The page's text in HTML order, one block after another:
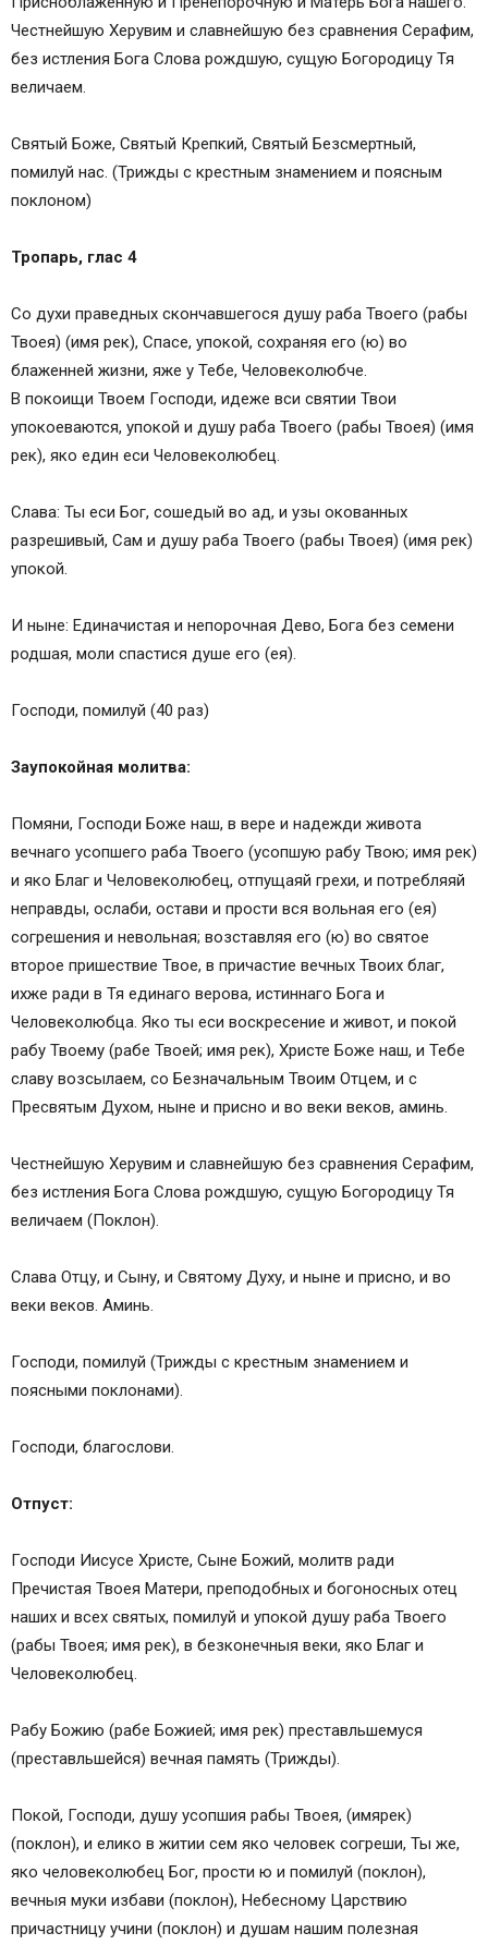
Честнейшую Херувим и славнейшую без сравнения Серафим,
без истления Бога Слова рождшую, сущую Богородицу Тя
величаем.
Святый Боже, Святый Крепкий, Святый Безсмертный,
помилуй нас. (Трижды с крестным знамением и поясным
поклоном)
Тропарь, глас 4
Со духи праведных скончавшегося душу раба Твоего (рабы
Твоея) (имя рек), Спасе, упокой, сохраняя его (ю) во
блаженней жизни, яже у Тебе, Человеколюбче.
В покоищи Твоем Господи, идеже вси святии Твои
упокоеваются, упокой и душу раба Твоего (рабы Твоея) (имя
рек), яко един еси Человеколюбец.
Слава: Ты еси Бог, сошедый во ад, и узы окованных
разрешивый, Сам и душу раба Твоего (рабы Твоея) (имя рек)
упокой.
И ныне: Единачистая и непорочная Дево, Бога без семени
родшая, моли спастися душе его (ея).
Господи, помилуй (40 раз)
Заупокойная молитва:
Помяни, Господи Боже наш, в вере и надежди живота
вечнаго усопшего раба Твоего (усопшую рабу Твою; имя рек)
и яко Благ и Человеколюбец, отпущаяй грехи, и потребляяй
неправды, ослаби, остави и прости вся вольная его (ея)
согрешения и невольная; возставляя его (ю) во святое
второе пришествие Твое, в причастие вечных Твоих благ,
ихже ради в Тя единаго верова, истиннаго Бога и
Человеколюбца. Яко ты еси воскресение и живот, и покой
рабу Твоему (рабе Твоей; имя рек), Христе Боже наш, и Тебе
славу возсылаем, со Безначальным Твоим Отцем, и с
Пресвятым Духом, ныне и присно и во веки веков, аминь.
Честнейшую Херувим и славнейшую без сравнения Серафим,
без истления Бога Слова рождшую, сущую Богородицу Тя
величаем (Поклон).
Слава Отцу, и Сыну, и Святому Духу, и ныне и присно, и во
веки веков. Аминь.
Господи, помилуй (Трижды с крестным знамением и
поясными поклонами).
Господи, благослови.
Отпуст:
Господи Иисусе Христе, Сыне Божий, молитв ради
Пречистая Твоея Матери, преподобных и богоносных отец
наших и всех святых, помилуй и упокой душу раба Твоего
(рабы Твоея; имя рек), в безконечныя веки, яко Благ и
Человеколюбец.
Рабу Божию (рабе Божией; имя рек) преставльшемуся
(преставльшейся) вечная память (Трижды).
Покой, Господи, душу усопшия рабы Твоея, (имярек)
(поклон), и елико в житии сем яко человек согреши, Ты же,
яко человеколюбец Бог, прости ю и помилуй (поклон),
вечныя муки избави (поклон), Небесному Царствию
причастницу учини (поклон) и душам нашим полезная